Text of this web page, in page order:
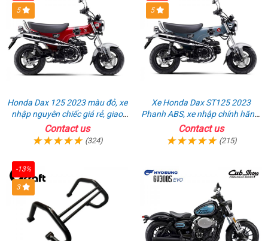
5
Honda Dax 125 2023 màu đỏ, xe
nhập nguyên chiếc giá rẻ, giao
hồ sơ ngay
Contact us
(324)
5
Xe Honda Dax ST125 2023
Phanh ABS, xe nhập chính hãng,
bán online giá rẻ
Contact us
(215)
-13%
3